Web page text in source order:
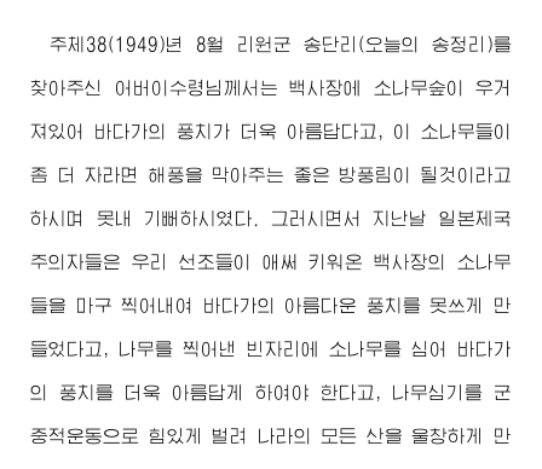
주체38(1949)년 8월 리원군 송단리(오늘의 송정리)를
찾아주신 어버이수령님 께서는 백사장에 소나무숲이 우거
져있어 바다가의 풍치가 더욱 아름답다고, 이 소나무들이
좀 더 자라면 해풍을 막아주는 좋은 방풍림이 될것이라고
하시며 못내 기뻐하시였다. 그러시면서 지난날 일본제국
주의자들은 우리 선조들이 애써 키워온 백사장의 소나무
들을 마구 찍어내여 바다가의 아름다운 풍치를 못쓰게 만
들었다고, 나무를 찍어낸 빈자리에 소나무를 심어 바다가
의 풍치를 더욱 아름답게 하여야 한다고, 나무심기를 군
중적운동으로 힘있게 벌려 나라의 모든 산을 울창하게 만